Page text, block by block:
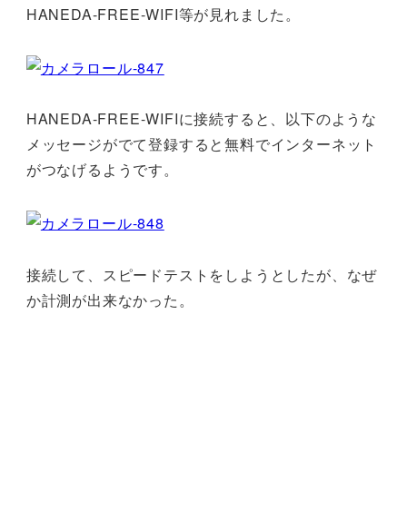
HANEDA-FREE-WIFI等が見れました。
HANEDA-FREE-WIFIに接続すると、以下のような
メッセージがでて登録すると無料でインターネット
がつなげるようです。
接続して、スピードテストをしようとしたが、なぜ
か計測が出来なかった。